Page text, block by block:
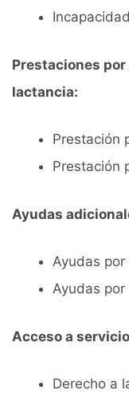
Prestaciones
lactancia:
Prestación
Prestación
Ayudas
Ayudas
Ayudas
Acceso a
Derecho a